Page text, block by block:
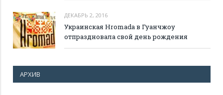
ДЕКАБРЬ 2, 2016
Украинская Hromada в Гуанчжоу
отпраздновала свой день рождения
АРХИВ